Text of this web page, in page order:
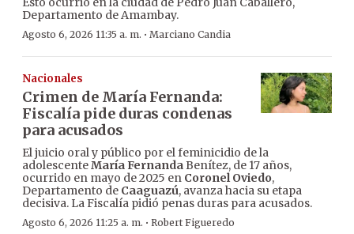
Departamento de Amambay.
Agosto 6, 2026 11:35 a. m. · Marciano Candia
Nacionales
Crimen de María Fernanda:
Fiscalía pide duras condenas
para acusados
El juicio oral y público por el feminicidio de la
adolescenteMaría FernandaBenítez, de 17 años,
ocurrido en mayo de 2025 en Coronel Oviedo,
Departamento de Caaguazú, avanza hacia su etapa
decisiva. La Fiscalía pidió penas duras para acusados.
Agosto 6, 2026 11:25 a. m. · Robert Figueredo